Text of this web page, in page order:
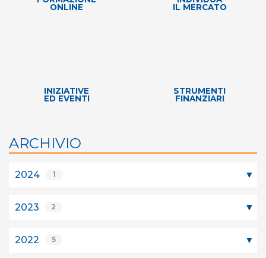
ONLINE
IL MERCATO
INIZIATIVE
ED EVENTI
STRUMENTI
FINANZIARI
ARCHIVIO
2024 1
2023 2
2022 5